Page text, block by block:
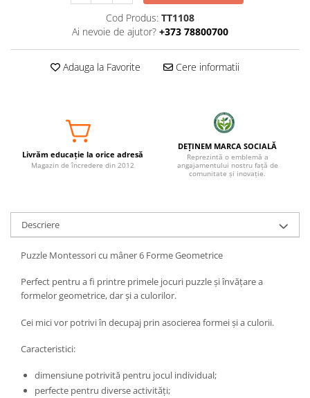
Cod Produs: TT1108
Ai nevoie de ajutor? +373 78800700
Adauga la Favorite Cere informatii
Livrăm educație la orice adresă
Magazin de încredere din 2012
DEȚINEM MARCA SOCIALĂ
Reprezintă o emblemă a
angajamentului nostru față de
comunitate și inovație.
Descriere
Puzzle Montessori cu mâner 6 Forme Geometrice
Perfect pentru a fi printre primele jocuri puzzle și învățare a
formelor geometrice, dar și a culorilor.
Cei mici vor potrivi în decupaj prin asocierea formei și a culorii.
Caracteristici:
dimensiune potrivită pentru jocul individual;
perfecte pentru diverse activități;